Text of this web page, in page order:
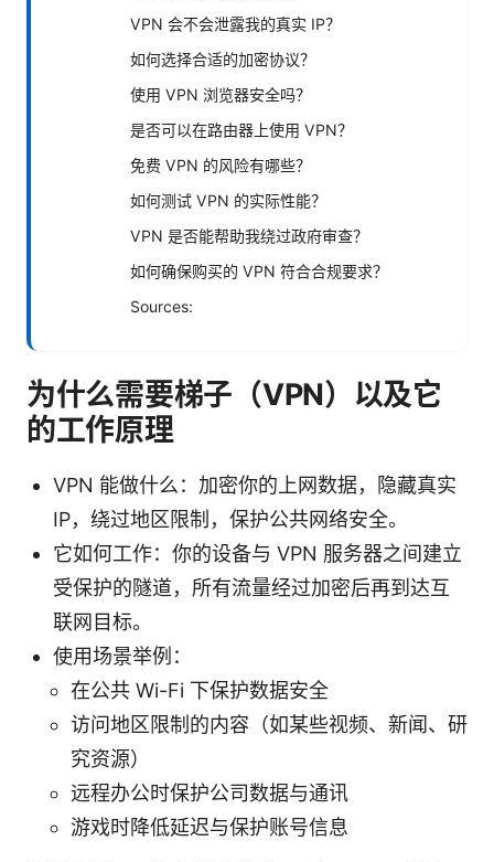
VPN 会不会泄露我的真实 IP？
如何选择合适的加密协议？
使用 VPN 浏览器安全吗？
是否可以在路由器上使用 VPN？
免费 VPN 的风险有哪些？
如何测试 VPN 的实际性能？
VPN 是否能帮助我绕过政府审查？
如何确保购买的 VPN 符合合规要求？
Sources:
为什么需要梯子（VPN）以及它
的工作原理
VPN 能做什么：加密你的上网数据，隐藏真实
IP，绕过地区限制，保护公共网络安全。
它如何工作：你的设备与 VPN 服务器之间建立
受保护的隧道，所有流量经过加密后再到达互
联网目标。
使用场景举例：
在公共 Wi-Fi 下保护数据安全
访问地区限制的内容（如某些视频、新闻、研
究资源）
远程办公时保护公司数据与通讯
游戏时降低延迟与保护账号信息